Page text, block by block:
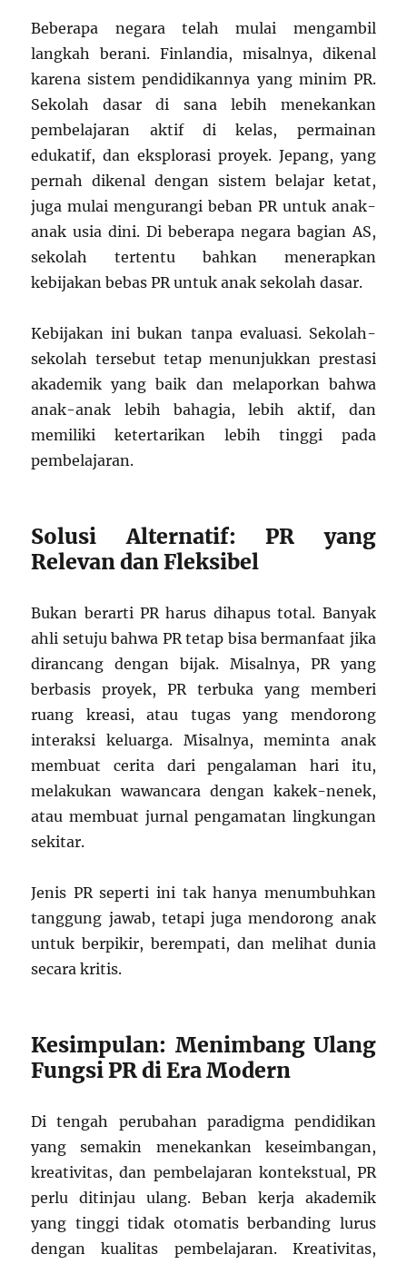
Beberapa negara telah mulai mengambil
langkah berani. Finlandia, misalnya, dikenal
karena sistem pendidikannya yang minim PR.
Sekolah dasar di sana lebih menekankan
pembelajaran aktif di kelas, permainan
edukatif, dan eksplorasi proyek. Jepang, yang
pernah dikenal dengan sistem belajar ketat,
juga mulai mengurangi beban PR untuk anak-
anak usia dini. Di beberapa negara bagian AS,
sekolah tertentu bahkan menerapkan
kebijakan bebas PR untuk anak sekolah dasar.
Kebijakan ini bukan tanpa evaluasi. Sekolah-
sekolah tersebut tetap menunjukkan prestasi
akademik yang baik dan melaporkan bahwa
anak-anak lebih bahagia, lebih aktif, dan
memiliki ketertarikan lebih tinggi pada
pembelajaran.
Solusi Alternatif: PR yang
Relevan dan Fleksibel
Bukan berarti PR harus dihapus total. Banyak
ahli setuju bahwa PR tetap bisa bermanfaat jika
dirancang dengan bijak. Misalnya, PR yang
berbasis proyek, PR terbuka yang memberi
ruang kreasi, atau tugas yang mendorong
interaksi keluarga. Misalnya, meminta anak
membuat cerita dari pengalaman hari itu,
melakukan wawancara dengan kakek-nenek,
atau membuat jurnal pengamatan lingkungan
sekitar.
Jenis PR seperti ini tak hanya menumbuhkan
tanggung jawab, tetapi juga mendorong anak
untuk berpikir, berempati, dan melihat dunia
secara kritis.
Kesimpulan: Menimbang Ulang
Fungsi PR di Era Modern
Di tengah perubahan paradigma pendidikan
yang semakin menekankan keseimbangan,
kreativitas, dan pembelajaran kontekstual, PR
perlu ditinjau ulang. Beban kerja akademik
yang tinggi tidak otomatis berbanding lurus
dengan kualitas pembelajaran. Kreativitas,